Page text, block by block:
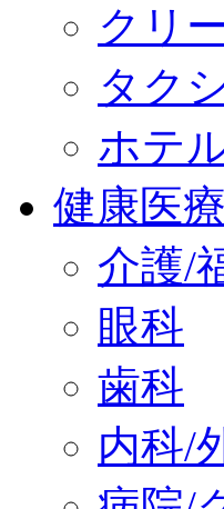
クリ
タク
ホテ
健康医
介護/
眼科
歯科
内科/